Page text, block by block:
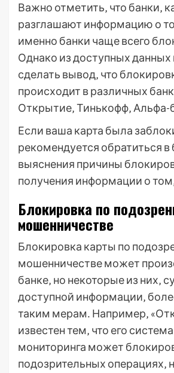
Важно отметить‚ что банки‚
разглашают информацию о
именно банки чаще всего
Однако из доступных
сделать вывод‚ что
происходит в различных
Открытие‚ Тинькофф‚ Альфа-
Если ваша карта была
рекомендуется обратиться в
выяснения причины
получения информации о том‚
Блокировка по
мошенничестве
Блокировка карты по
мошенничестве может
банке‚ но некоторые из них‚
доступной информации‚
таким мерам․ Например‚
известен тем‚ что его
мониторинга может
подозрительных операциях‚